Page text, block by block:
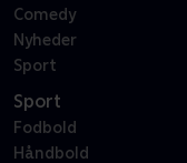
Comedy
Nyheder
Sport
Sport
Fodbold
Håndbold